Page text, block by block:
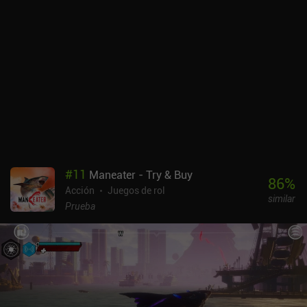
#11 Maneater - Try & Buy
Acción
Juegos de rol
Prueba
86%
similar